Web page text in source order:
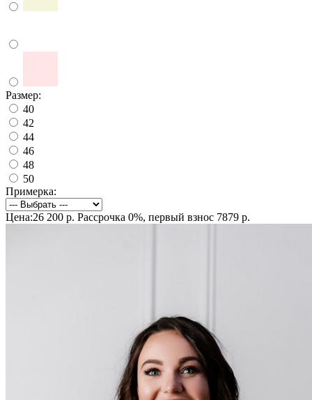
Размер:
40
42
44
46
48
50
Примерка:
Цена:26 200 р. Рассрочка 0%, первый взнос 7879 р.